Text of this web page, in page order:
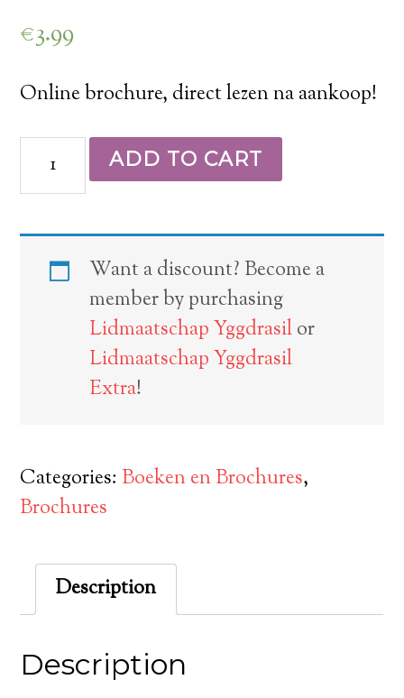
€3.99
Online brochure, direct lezen na aankoop!
ADD TO CART
Want a discount? Become a
member by purchasing
Lidmaatschap Yggdrasilor
Lidmaatschap Yggdrasil
Extra!
Categories:Boeken en Brochures,
Brochures
Description
Description